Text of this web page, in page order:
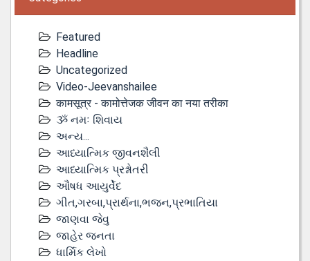
Featured
Headline
Uncategorized
Video-Jeevanshailee
कामसूत्र - कामोत्तेजक जीवन का नया तरीका
ૐ નમઃ શિવાય
અન્ય...
આધ્યાત્મિક જીવનશૈલી
આધ્યાત્મિક પ્રશ્નોતરી
ઔષધ આયુર્વેદ
ગીત,ગરબા,પ્રાર્થના,ભજન,પ્રભાતિયા
જાણવા જેવુ
જાહેર જનતા
ધાર્મિક લેખો